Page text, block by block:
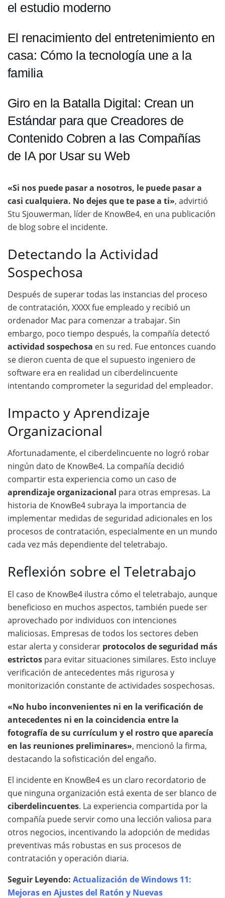
el estudio moderno
El renacimiento del entretenimiento en
casa: Cómo la tecnología une a la
familia
Giro en la Batalla Digital: Crean un
Estándar para que Creadores de
Contenido Cobren a las Compañías
de IA por Usar su Web
«Si nos puede pasar a nosotros, le puede pasar a
casi cualquiera. No dejes que te pase a ti», advirtió
Stu Sjouwerman, líder de KnowBe4, en una publicación
de blog sobre el incidente.
Detectando la Actividad
Sospechosa
Después de superar todas las instancias del proceso
de contratación, XXXX fue empleado y recibió un
ordenador Mac para comenzar a trabajar. Sin
embargo, poco tiempo después, la compañía detectó
actividad sospechosa en su red. Fue entonces cuando
se dieron cuenta de que el supuesto ingeniero de
software era en realidad un ciberdelincuente
intentando comprometer la seguridad del empleador.
Impacto y Aprendizaje
Organizacional
Afortunadamente, el ciberdelincuente no logró robar
ningún dato de KnowBe4. La compañía decidió
compartir esta experiencia como un caso de
aprendizaje organizacional para otras empresas. La
historia de KnowBe4 subraya la importancia de
implementar medidas de seguridad adicionales en los
procesos de contratación, especialmente en un mundo
cada vez más dependiente del teletrabajo.
Reflexión sobre el Teletrabajo
El caso de KnowBe4 ilustra cómo el teletrabajo, aunque
beneficioso en muchos aspectos, también puede ser
aprovechado por individuos con intenciones
maliciosas. Empresas de todos los sectores deben
estar alerta y considerar protocolos de seguridad más
estrictos para evitar situaciones similares. Esto incluye
verificación de antecedentes más rigurosa y
monitorización constante de actividades sospechosas.
«No hubo inconvenientes ni en la verificación de
antecedentes ni en la coincidencia entre la
fotografía de su currículum y el rostro que aparecía
en las reuniones preliminares», mencionó la firma,
destacando la sofisticación del engaño.
El incidente en KnowBe4 es un claro recordatorio de
que ninguna organización está exenta de ser blanco de
ciberdelincuentes. La experiencia compartida por la
compañía puede servir como una lección valiosa para
otros negocios, incentivando la adopción de medidas
preventivas más robustas en sus procesos de
contratación y operación diaria.
Seguir Leyendo: Actualización de Windows 11:
Mejoras en Ajustes del Ratón y Nuevas